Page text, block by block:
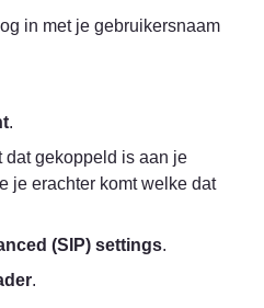
in met je gebruikersnaam
.
dat gekoppeld is aan je
je erachter komt welke dat
(SIP) settings.
.